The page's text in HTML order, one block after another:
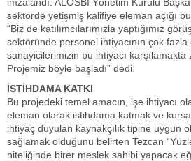
sektörde yetişmiş kalifiye eleman açığı
“Biz de katılımcılarımızla yaptığımız
sektöründe personel ihtiyacının çok
sanayicilerimizin bu ihtiyacı karşılamakta
Projemiz böyle başladı” dedi.
İSTİHDAMA KATKI
Bu projedeki temel amacın, işe ihtiyacı
eleman olarak istihdama katmak ve
ihtiyaç duyulan kaynakçılık tipine uygun
sağlamak olduğunu belirten Tezcan
niteliğinde birer meslek sahibi yapacak